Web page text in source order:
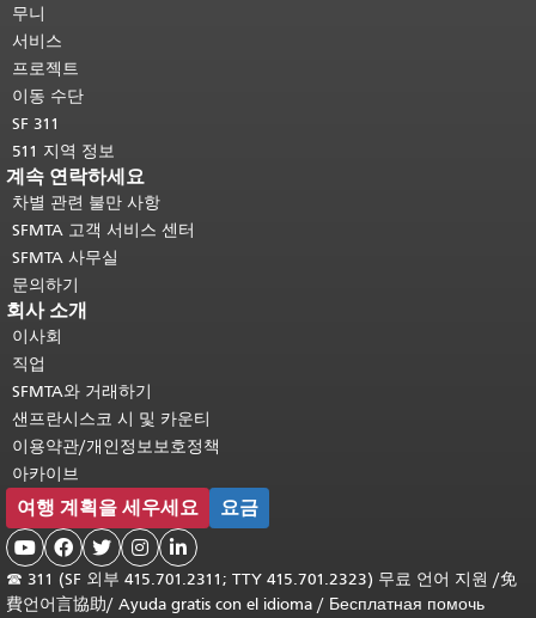
머지 내용은 모든 페이지에 반복됩니
다.메인 콘텐츠 상단으로 돌아가려면
여기를 클릭하십시오
무니
서비스
프로젝트
이동 수단
SF 311
511 지역 정보
계속 연락하세요
차별 관련 불만 사항
SFMTA 고객 서비스 센터
SFMTA 사무실
문의하기
회사 소개
이사회
직업
SFMTA와 거래하기
샌프란시스코 시 및 카운티
이용약관/개인정보보호정책
아카이브
여행 계획을 세우세요 요금
    
☎ 311 (SF 외부 415.701.2311; TTY 415.701.2323) 무료 언어 지원 /免
費언어言協助/ Ayuda gratis con el idioma / Бесплатная помочь